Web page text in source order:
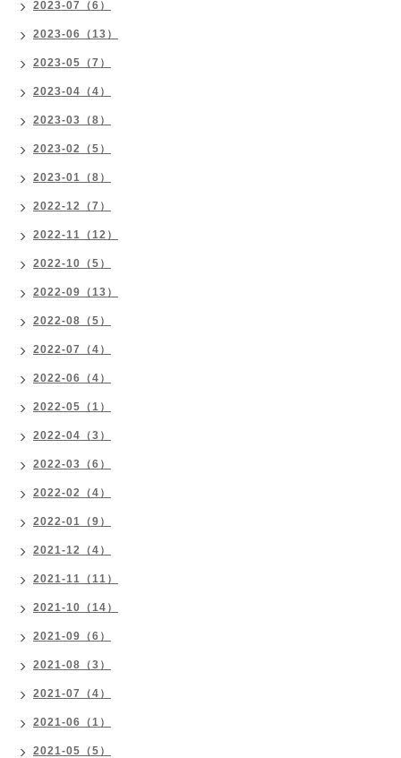
2023-07（6）
2023-06（13）
2023-05（7）
2023-04（4）
2023-03（8）
2023-02（5）
2023-01（8）
2022-12（7）
2022-11（12）
2022-10（5）
2022-09（13）
2022-08（5）
2022-07（4）
2022-06（4）
2022-05（1）
2022-04（3）
2022-03（6）
2022-02（4）
2022-01（9）
2021-12（4）
2021-11（11）
2021-10（14）
2021-09（6）
2021-08（3）
2021-07（4）
2021-06（1）
2021-05（5）